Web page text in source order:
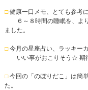
□健康一口メモ、とても参考
６～８時間の睡眠を、より
ました。
□今月の星座占い、ラッキー
いい事がおこりそう☆ 期待
□今回の「のぼりだこ」は簡
た。